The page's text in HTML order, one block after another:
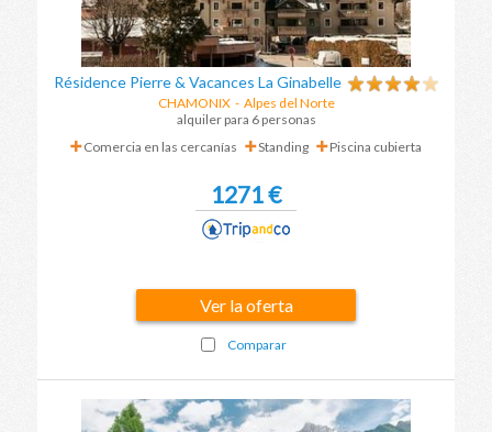
Résidence Pierre & Vacances La Ginabelle
CHAMONIX- Alpes del Norte
alquiler para 6 personas
Comercia en las cercanías
Standing Piscina cubierta
1271 €
Ver la oferta
Comparar